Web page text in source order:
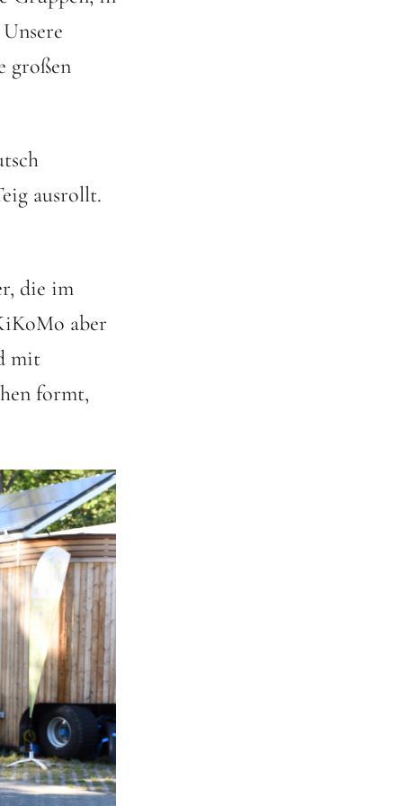
großen
ausrollt.
die im
aber
mit
formt,